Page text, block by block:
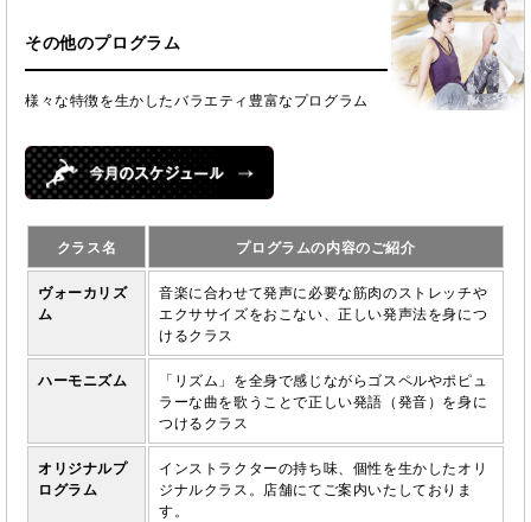
その他のプログラム
様々な特徴を生かしたバラエティ豊富なプログラム
クラス名 プログラムの内容のご紹介
ヴォーカリズ
ム
音楽に合わせて発声に必要な筋肉のストレッチや
エクササイズをおこない、正しい発声法を身につ
けるクラス
ハーモニズム
「リズム」を全身で感じながらゴスペルやポピュ
ラーな曲を歌うことで正しい発語（発音）を身に
つけるクラス
オリジナルプ
ログラム
インストラクターの持ち味、個性を生かしたオリ
ジナルクラス。店舗にてご案内いたしておりま
す。